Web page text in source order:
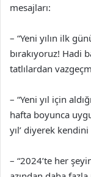
mesajları:
– “Yeni yılın ilk
bırakıyoruz! Hadi
tatlılardan
– “Yeni yıl için
hafta boyunca
yıl’ diyerek kendini
– “2024’te her